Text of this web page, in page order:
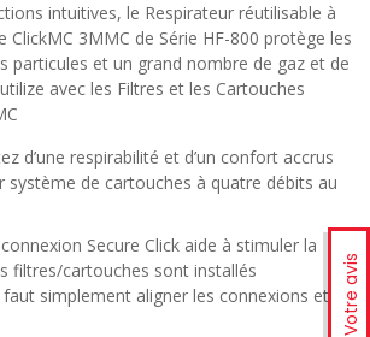
Votre avis
intuitives, le Respirateur réutilisable à
ClickMC 3MMC de Série HF-800 protège les
particules et un grand nombre de gaz et de
avec les Filtres et les Cartouches
d’une respirabilité et d’un confort accrus
système de cartouches à quatre débits au
Secure Click aide à stimuler la
filtres/cartouches sont installés
simplement aligner les connexions et les